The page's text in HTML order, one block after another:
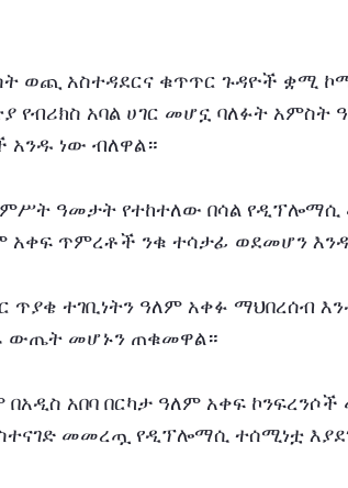
ወጪ አስተዳደርና ቁጥጥር ጉዳዮች ቋሚ
የብሪክስ አባል ሀገር መሆኗ ባለፉት አምስት
ነው ብለዋል።
ዓመታት የተከተለው በሳል የዲፕሎማሲ
አቀፍ ጥምረቶች ንቁ ተሳታፊ ወደመሆን
ጥያቄ ተገቢነትን ዓለም አቀፉ ማህበረሰብ
ውጤት መሆኑን ጠቁመዋል።
አበባ በርካታ ዓለም አቀፍ
መመረጧ የዲፕሎማሲ ተሰሚነቷ